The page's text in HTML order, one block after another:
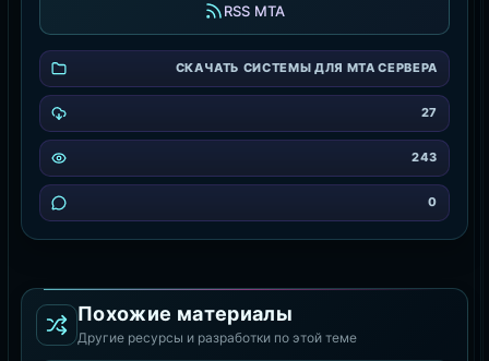
RSS MTA
СКАЧАТЬ СИСТЕМЫ ДЛЯ MTA СЕРВЕРА
27
243
0
Похожие материалы
Другие ресурсы и разработки по этой теме